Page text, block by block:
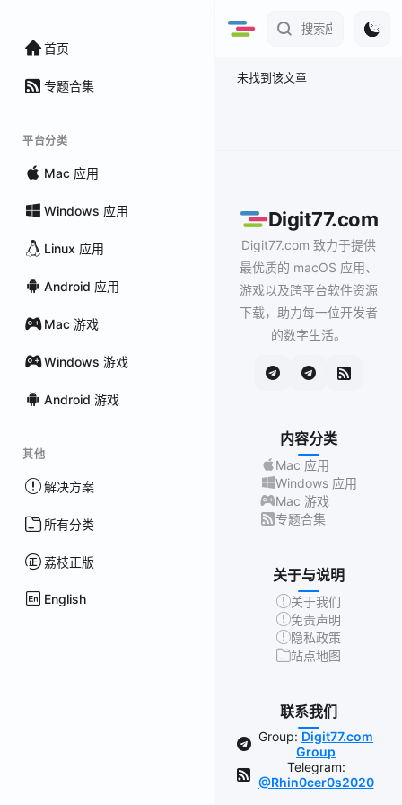
首页
专题合集
平台分类
Mac 应用
Windows 应用
Linux 应用
Android 应用
Mac 游戏
Windows 游戏
Android 游戏
其他
解决方案
所有分类
荔枝正版
English
未找到该文章
Digit77.com
Digit77.com 致力于提供
最优质的 macOS 应用、
游戏以及跨平台软件资源
下载，助力每一位开发者
的数字生活。
内容分类
Mac 应用
Windows 应用
Mac 游戏
专题合集
关于与说明
关于我们
免责声明
隐私政策
站点地图
联系我们
Group: Digit77.com
Group
Telegram:
@Rhin0cer0s2020